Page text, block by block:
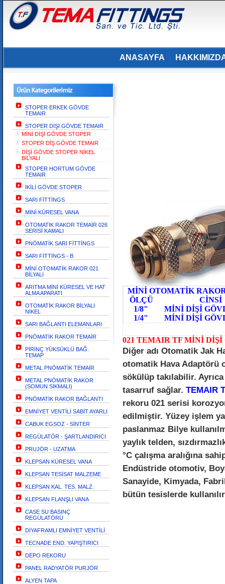
ANASAYFA
STOPER ERKEK GÖVDE
TEMAIR
STOPER DİŞİ GÖVDE TEMAIR
MİNİ DİŞİ GÖVDE STOPER
STOPER DİŞ GÖVDE TEMAIR
DİŞİ GÖVDE STOPER NİKEL
BİLYALI
STOPER HORTUM GÖVDE
TEMAIR
İKİLİ GÖVDE STOPER
SARI FİTTİNGS
MİNİ KÜRESEL VANA
OTOMATİK RAKOR TEMAİR 026
SERİSİ KAMALI
PNÖMATİK SARI FİTTİNGS
SARI FİTTİNGS - B
MİNİ OTOMATİK RAKOR 021
BİLYALI
ARITMA MİNİ KÜRESEL VE HAT
ALMA APARATI
OTOMATİK RAKOR BİLYALI
NİKEL
SARI BAĞLANTI ELEMANLARI
PNÖMATİK RAKOR TEMAİR
PİRİNÇ YÜKSÜKLÜ BAĞ.
TEMAP
METAL PNÖMATİK TEMAİR
METAL PNÖMATİK RAKOR
(SOMUN SIKMALI)
PNÖMATİK RAKOR BAĞLANTI
EMNİYET VENTİLİ SABİT AYARLI
CABUK EGSOZ - SİNTER
REGÜLATÖR - ŞARTLANDIRICI
PRUJÖR - UZATMA
KLEPSAN KÜRESEL VANA
KLEPSAN TESİSAT MALZEME
KLEPSAN KAL. TES. MALZ.
KLEPSAN FLANŞLI VANA
CASE SU BASINÇ
REGÜLATÖRÜ
DİYAFRAMLI EMNİYET VENTİLİ
TECNADE END. YAPIŞTIRICI
DEPO REKORU
PANEL RADYATÖR PURJÖR
ALYEN TAPA
MİNİ OTOMATİK
ÖLÇÜ
1/8" MİNİ
1/4" MİNİ DİŞİ
021 TEMAIR TF MİNİ DİŞİ
Diğer adı Otomatik Jak
otomatik Hava Adaptörü
sökülüp takılabilir.
tasarruf sağlar. TEMAIR
rekoru 021 serisi
edilmiştir. Yüzey işlem
paslanmaz Bilye
yaylık telden,
°C çalışma aralığına
Endüstride otomotiv,
Sanayide, Kimyada,
bütün tesislerde